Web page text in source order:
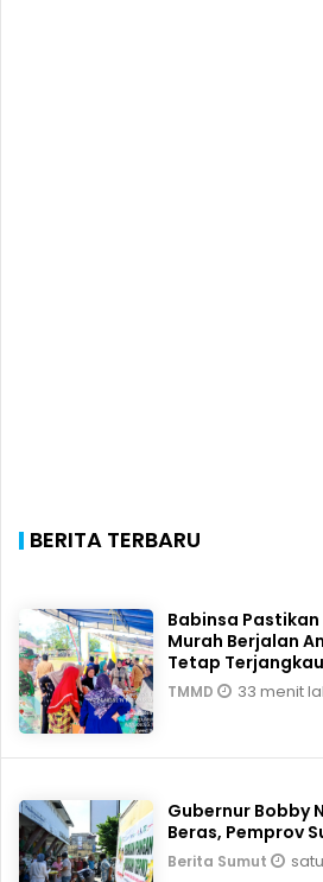
BERITA TERBARU
Babinsa
Murah Berjalan
Tetap Terjangkau
TMMD 33 menit
Gubernur Bobby
Beras, Pemprov
Berita Sumut